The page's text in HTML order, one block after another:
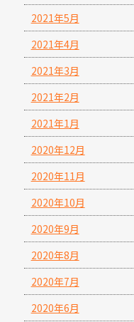
2021年5月
2021年4月
2021年3月
2021年2月
2021年1月
2020年12月
2020年11月
2020年10月
2020年9月
2020年8月
2020年7月
2020年6月